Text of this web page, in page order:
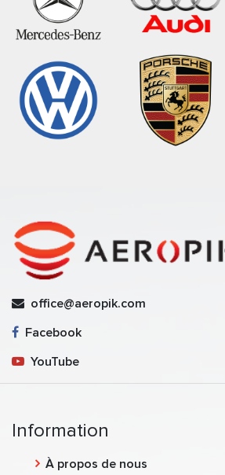
office@aeropik.com
Facebook
YouTube
Information
À propos de nous